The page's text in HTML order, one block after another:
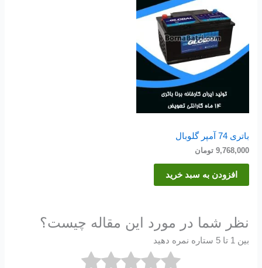
باتری 74 آمپر گلوبال
9,768,000 تومان
افزودن به سبد خرید
نظر شما در مورد این مقاله چیست؟
بین 1 تا 5 ستاره نمره دهید